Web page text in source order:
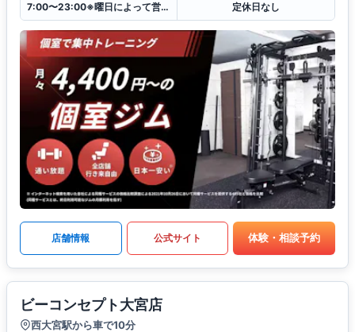
7:00〜23:00※曜日によって営業時間が異なる場合がございます.
定休日なし
店舗情報 公式サイト 体験・相談予約
ビーコンセプト大宮店
西大宮駅から車で10分